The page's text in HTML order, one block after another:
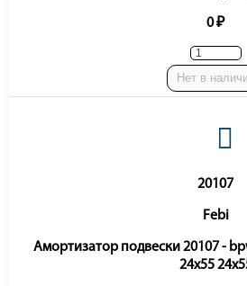
0 ₽
Нет в
20107
Febi
Амортизатор подвески 20107 -
24x55